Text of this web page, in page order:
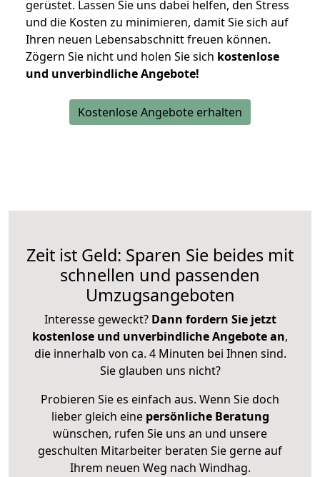
gerüstet. Lassen Sie uns dabei helfen, den Stress
und die Kosten zu minimieren, damit Sie sich auf
Ihren neuen Lebensabschnitt freuen können.
Zögern Sie nicht und holen Sie sich kostenlose
und unverbindliche Angebote!
Kostenlose Angebote erhalten
Zeit ist Geld: Sparen Sie beides mit
schnellen und passenden
Umzugsangeboten
Interesse geweckt? Dann fordern Sie jetzt
kostenlose und unverbindliche Angebote an,
die innerhalb von ca. 4 Minuten bei Ihnen sind.
Sie glauben uns nicht?
Probieren Sie es einfach aus. Wenn Sie doch
lieber gleich eine persönliche Beratung
wünschen, rufen Sie uns an und unsere
geschulten Mitarbeiter beraten Sie gerne auf
Ihrem neuen Weg nach Windhag.